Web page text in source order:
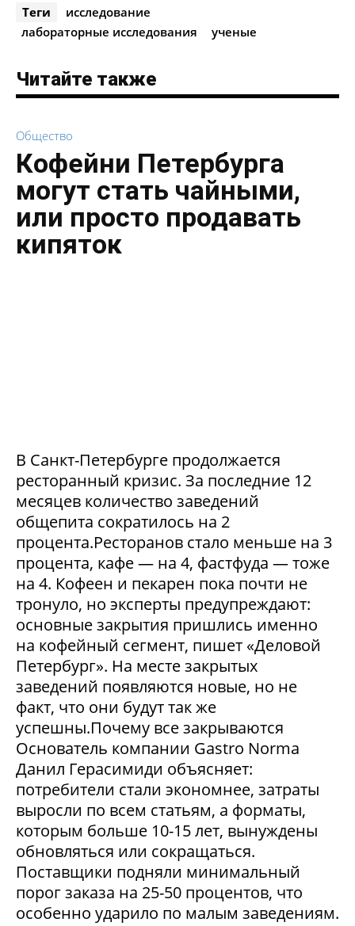
Теги
исследование
лабораторные исследования
ученые
Читайте также
Общество
Кофейни Петербурга
могут стать чайными,
или просто продавать
кипяток
В Санкт-Петербурге продолжается
ресторанный кризис. За последние 12
месяцев количество заведений
общепита сократилось на 2
процента.Ресторанов стало меньше на 3
процента, кафе — на 4, фастфуда — тоже
на 4. Кофеен и пекарен пока почти не
тронуло, но эксперты предупреждают:
основные закрытия пришлись именно
на кофейный сегмент, пишет «Деловой
Петербург». На месте закрытых
заведений появляются новые, но не
факт, что они будут так же
успешны.Почему все закрываются
Основатель компании Gastro Norma
Данил Герасимиди объясняет:
потребители стали экономнее, затраты
выросли по всем статьям, а форматы,
которым больше 10-15 лет, вынуждены
обновляться или сокращаться.
Поставщики подняли минимальный
порог заказа на 25-50 процентов, что
особенно ударило по малым заведениям.